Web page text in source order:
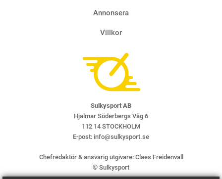
Annonsera
Villkor
Sulkysport AB
Hjalmar Söderbergs Väg 6
112 14 STOCKHOLM
E-post: info@sulkysport.se
Chefredaktör & ansvarig utgivare: Claes Freidenvall
© Sulkysport